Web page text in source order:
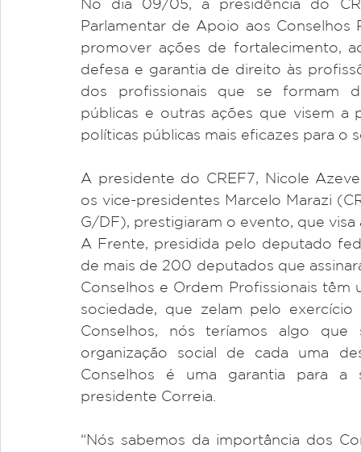
No dia 09/05, a presidência do
Parlamentar de Apoio aos
promover ações de fortalecimento,
defesa e garantia de direito às
dos profissionais que se formam
públicas e outras ações que visem
políticas públicas mais eficazes para o
A presidente do CREF7, Nicole
os vice-presidentes Marcelo Marazi
G/DF), prestigiaram o evento, que
A Frente, presidida pelo deputado
de mais de 200 deputados que
Conselhos e Ordem Profissionais
sociedade, que zelam pelo
Conselhos, nós teríamos algo
organização social de cada uma
Conselhos é uma garantia para a
presidente Correia.
“Nós sabemos da importância dos